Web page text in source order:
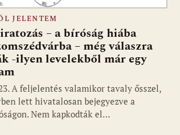
JELENTEM
– a bíróság hiába
– még válaszra
-ilyen levelekből már egy
A feljelentés valamikor tavaly ősszel,
lett hivatalosan bejegyezve a
Nem kapkodták el…